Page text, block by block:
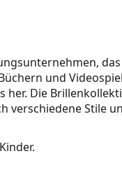
und
her. Die
verschiedene Stile